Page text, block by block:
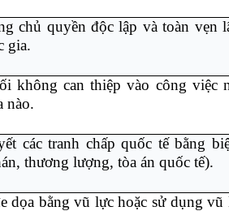
chủ quyền độc lập và toàn vẹn
gia.
không can thiệp vào công việc
nào.
các tranh chấp quốc tế bằng
thương lượng, tòa án quốc tế).
dọa bằng vũ lực hoặc sử dụng vũ